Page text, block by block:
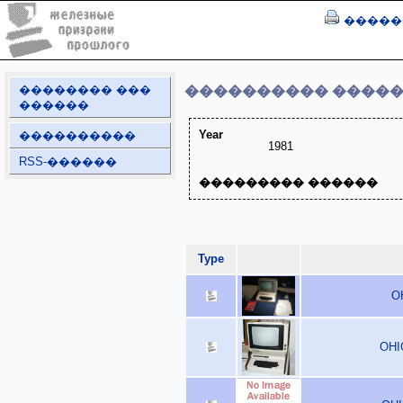
�������� ���
������
����������
RSS-������
����������
Year
1981
��������� ������
Type